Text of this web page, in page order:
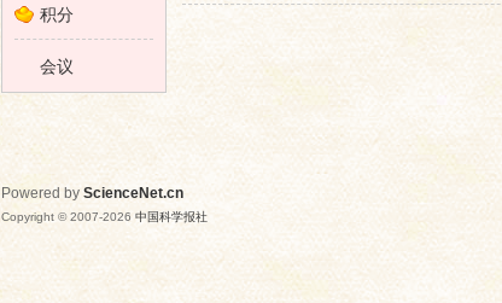
学
积分
会议
Powered by ScienceNet.cn
Copyright © 2007-2026 中国科学报社